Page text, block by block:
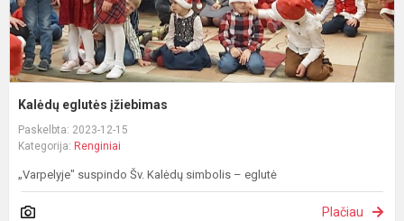
Kalėdų eglutės įžiebimas
Paskelbta: 2023-12-15
Kategorija: Renginiai
„Varpelyje" suspindo Šv. Kalėdų simbolis – eglutė
Plačiau